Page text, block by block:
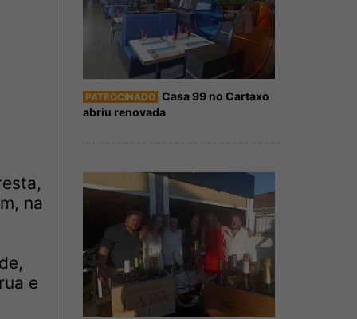
na
e
PATROCINADO Casa 99 no Cartaxo
abriu renovada